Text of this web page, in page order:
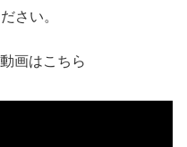
さい。
画はこちら